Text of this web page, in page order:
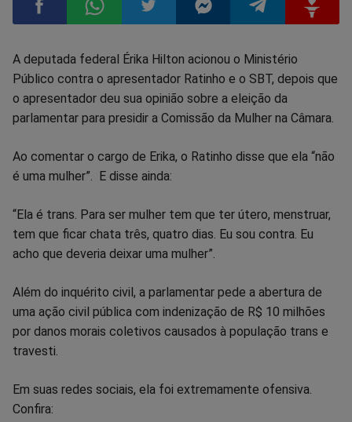
Compartilhar
no
Compartilhar
no
Compartilhar
no
Compartilhar
no
Compartilhar
no
A deputada federal Érika Hilton acionou o Ministério
Público contra o apresentador Ratinho e o SBT, depois que
o apresentador deu sua opinião sobre a eleição da
parlamentar para presidir a Comissão da Mulher na Câmara.
Ao comentar o cargo de Erika, o Ratinho disse que ela “não
é uma mulher”. E disse ainda:
“Ela é trans. Para ser mulher tem que ter útero, menstruar,
tem que ficar chata três, quatro dias. Eu sou contra. Eu
acho que deveria deixar uma mulher”.
Além do inquérito civil, a parlamentar pede a abertura de
uma ação civil pública com indenização de R$ 10 milhões
por danos morais coletivos causados à população trans e
travesti.
Em suas redes sociais, ela foi extremamente ofensiva.
Confira: